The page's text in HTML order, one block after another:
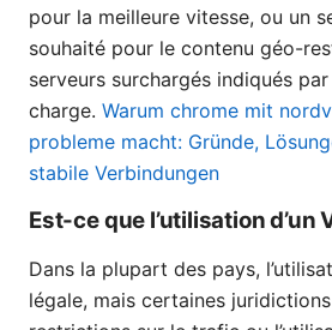
pour la meilleure vitesse, ou un
souhaité pour le contenu géo-
serveurs surchargés indiqués
charge. Warum chrome mit
probleme macht: Gründe,
stabile Verbindungen
Est-ce que l’utilisation d’un
Dans la plupart des pays,
légale, mais certaines